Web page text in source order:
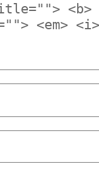
<b>
<em>